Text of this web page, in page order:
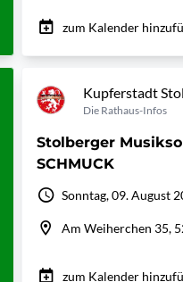
zum Kalender
Kupferstadt
Die Rathaus-Infos
Stolberger
SCHMUCK
Sonntag, 09. August
Am Weiherchen 35,
zum Kalender